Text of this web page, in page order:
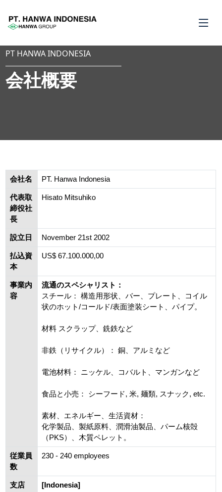
PT HANWA INDONESIA
会社概要
会社名 PT. Hanwa Indonesia
代表取
締役社
長
Hisato Mitsuhiko
設立日 November 21st 2002
払込資
本
US$ 67.100.000,00
事業内
容
流通のスペシャリスト：
スチール： 構造用形状、バー、プレート、コイル
状のホット/コールド/表面塗装シート、パイプ。
材料 スクラップ、銑鉄など
非鉄（リサイクル）： 銅、アルミなど
電池材料： ニッケル、コバルト、マンガンなど
食品と小売： シーフード, 米, 麺類, スナック, etc.
素材、エネルギー、生活資材：
化学製品、製紙原料、潤滑油製品、パーム核殻
（PKS）、木質ペレット。
従業員
数
230 - 240 employees
支店
[Indonesia]